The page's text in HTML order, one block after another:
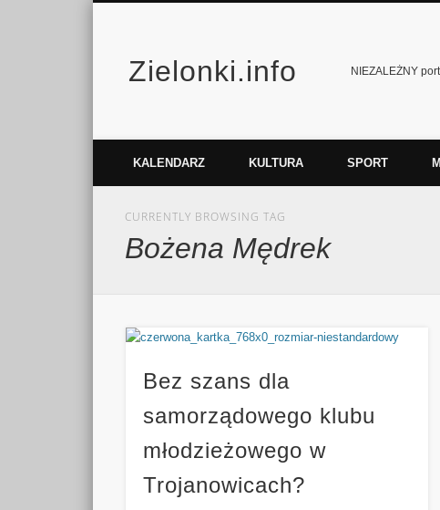
Zielonki.info NIEZALEŻNY
FacebookVimeo
KALENDARZ KULTURA SPORT
CURRENTLY BROWSING TAG
Bożena Mędrek
Bez szans dla
samorządowego klubu
młodzieżowego w
Trojanowicach?